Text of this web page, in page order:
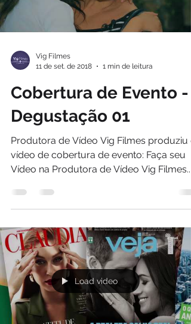
Vig Filmes
11 de set. de 2018
1 min de leitura
Cobertura de Evento -
Degustação 01
Produtora de Vídeo Vig Filmes produziu o
vídeo de cobertura de evento: Faça seu
Vídeo na Produtora de Vídeo Vig Filmes....
Load video